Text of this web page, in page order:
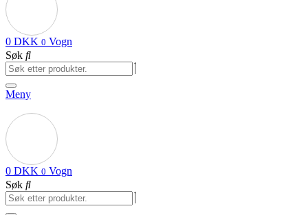
0 DKK 0 Vogn
Søk
Meny
0 DKK 0 Vogn
Søk